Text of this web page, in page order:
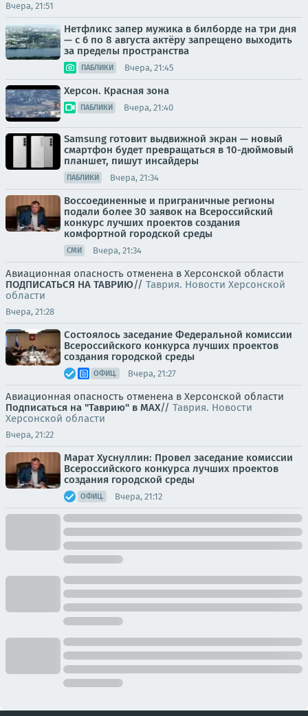
Вчера, 21:51
Нетфликс запер мужика в билборде на три дня
— с 6 по 8 августа актёру запрещено выходить
за пределы пространства
ПАБЛИКИ Вчера, 21:45
Херсон. Красная зона
ПАБЛИКИ Вчера, 21:40
Samsung готовит выдвижной экран — новый
смартфон будет превращаться в 10-дюймовый
планшет, пишут инсайдеры
ПАБЛИКИ Вчера, 21:34
Воссоединенные и приграничные регионы
подали более 30 заявок на Всероссийский
конкурс лучших проектов создания
комфортной городской среды
СМИ Вчера, 21:34
Авиационная опасность отменена в Херсонской области
ПОДПИСАТЬСЯ НА ТАВРИЮ// Таврия. Новости Херсонской
области
Вчера, 21:28
Состоялось заседание Федеральной комиссии
Всероссийского конкурса лучших проектов
создания городской среды
ОФИЦ. Вчера, 21:27
Авиационная опасность отменена в Херсонской области
Подписаться на "Таврию" в MAX// Таврия. Новости
Херсонской области
Вчера, 21:22
Марат Хуснуллин: Провел заседание комиссии
Всероссийского конкурса лучших проектов
создания городской среды
ОФИЦ. Вчера, 21:12